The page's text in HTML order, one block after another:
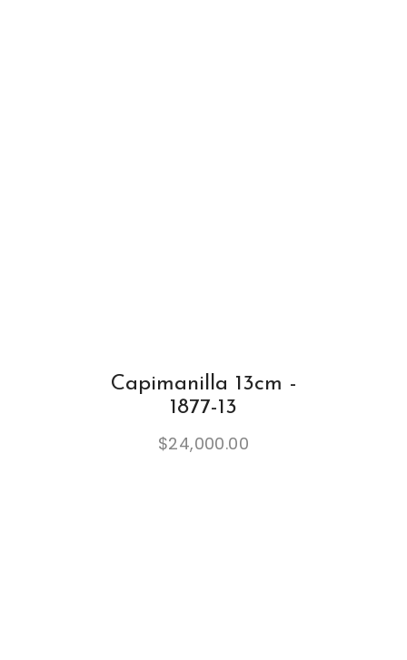
Capimanilla 13cm -
1877-13
$24,000.00